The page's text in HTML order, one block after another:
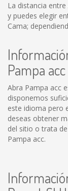
La distancia
y puedes elegir
Cama;
Pampa acc
Abra Pampa acc
disponemos
este idioma pero
deseas obtener
del sitio o trata
Pampa acc.